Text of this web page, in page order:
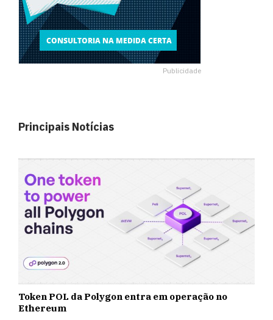
Publicidade
Principais Notícias
Token POL da Polygon entra em operação no
Ethereum